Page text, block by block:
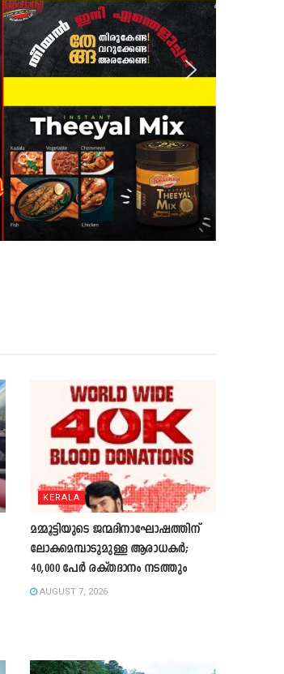
KERALA
മമ്മൂട്ടിയുടെ ജന്മദിനാഘോഷത്തിന്
ലോകമെമ്പാടുമുള്ള ആരാധകർ;
40,000 പേർ രക്തദാനം നടത്തും
AUGUST 7, 2026